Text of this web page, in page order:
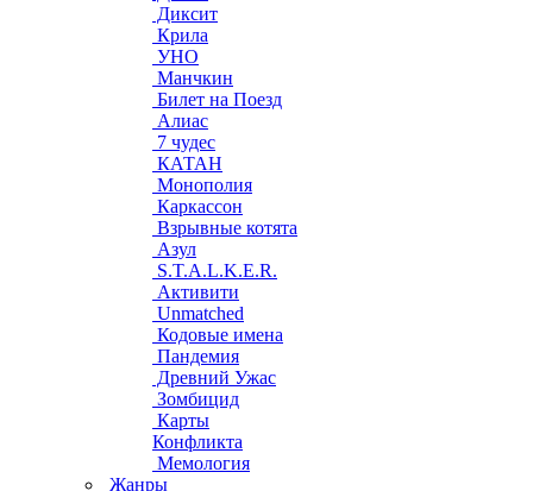
Диксит
Крила
УНО
Манчкин
Билет на Поезд
Алиас
7 чудес
КАТАН
Монополия
Каркассон
Взрывные котята
Азул
S.T.A.L.K.E.R.
Активити
Unmatched
Кодовые имена
Пандемия
Древний Ужас
Зомбицид
Карты
Конфликта
Мемология
Жанры